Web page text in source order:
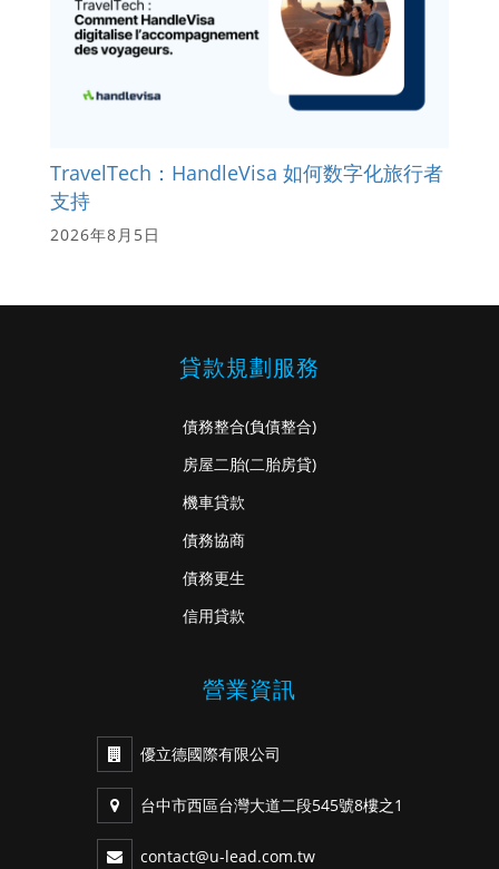
TravelTech：HandleVisa 如何数字化旅行者
支持
2026年8月5日
貸款規劃服務
債務整合(負債整合)
房屋二胎(二胎房貸)
機車貸款
債務協商
債務更生
信用貸款
營業資訊
優立德國際有限公司
台中市西區台灣大道二段545號8樓之1
contact@u-lead.com.tw